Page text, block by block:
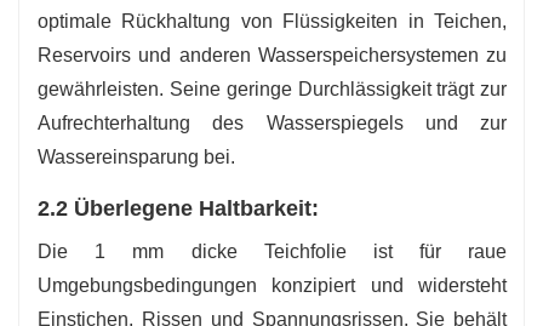
optimale Rückhaltung von Flüssigkeiten in Teichen,
Reservoirs und anderen Wasserspeichersystemen zu
gewährleisten. Seine geringe Durchlässigkeit trägt zur
Aufrechterhaltung des Wasserspiegels und zur
Wassereinsparung bei.
2.2 Überlegene Haltbarkeit:
Die 1 mm dicke Teichfolie ist für raue
Umgebungsbedingungen konzipiert und widersteht
Einstichen, Rissen und Spannungsrissen. Sie behält